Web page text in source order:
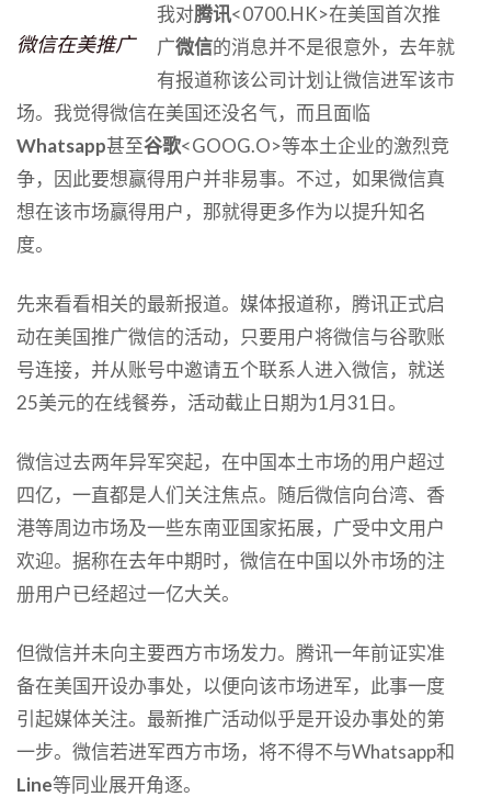
微信在美推广
我对腾讯<0700.HK>在美国首次推
广微信的消息并不是很意外，去年就
有报道称该公司计划让微信进军该市
场。我觉得微信在美国还没名气，而且面临
Whatsapp甚至谷歌<GOOG.O>等本土企业的激烈竞
争，因此要想赢得用户并非易事。不过，如果微信真
想在该市场赢得用户，那就得更多作为以提升知名
度。
先来看看相关的最新报道。媒体报道称，腾讯正式启
动在美国推广微信的活动，只要用户将微信与谷歌账
号连接，并从账号中邀请五个联系人进入微信，就送
25美元的在线餐券，活动截止日期为1月31日。
微信过去两年异军突起，在中国本土市场的用户超过
四亿，一直都是人们关注焦点。随后微信向台湾、香
港等周边市场及一些东南亚国家拓展，广受中文用户
欢迎。据称在去年中期时，微信在中国以外市场的注
册用户已经超过一亿大关。
但微信并未向主要西方市场发力。腾讯一年前证实准
备在美国开设办事处，以便向该市场进军，此事一度
引起媒体关注。最新推广活动似乎是开设办事处的第
一步。微信若进军西方市场，将不得不与Whatsapp和
Line等同业展开角逐。